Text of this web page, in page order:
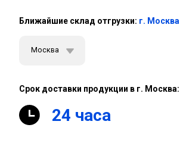
Ближайшие склад отгрузки: г. Москва
Москва
Срок доставки продукции в г. Москва:
24 часа